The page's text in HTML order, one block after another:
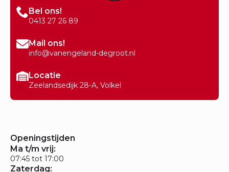
Bel ons!
0413 27 26 89
Mail ons!
info@vanengeland-degroot.nl
Locatie
Zeelandsedijk 28-A, Volkel
Openingstijden
Ma t/m vrij:
07:45 tot 17:00
Zaterdag: